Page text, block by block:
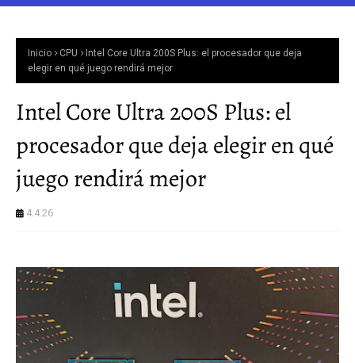
Inicio CPU
Intel Core Ultra 200S Plus: el procesador que deja
elegir en qué juego rendirá mejor
Intel Core Ultra 200S Plus: el
procesador que deja elegir en qué
juego rendirá mejor
4.4.26